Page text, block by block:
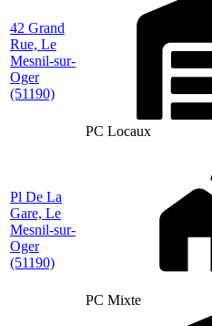
42 Grand
Rue, Le
Mesnil-sur-
Oger
(51190)
PC Locaux
Pl De La
Gare, Le
Mesnil-sur-
Oger
(51190)
PC Mixte